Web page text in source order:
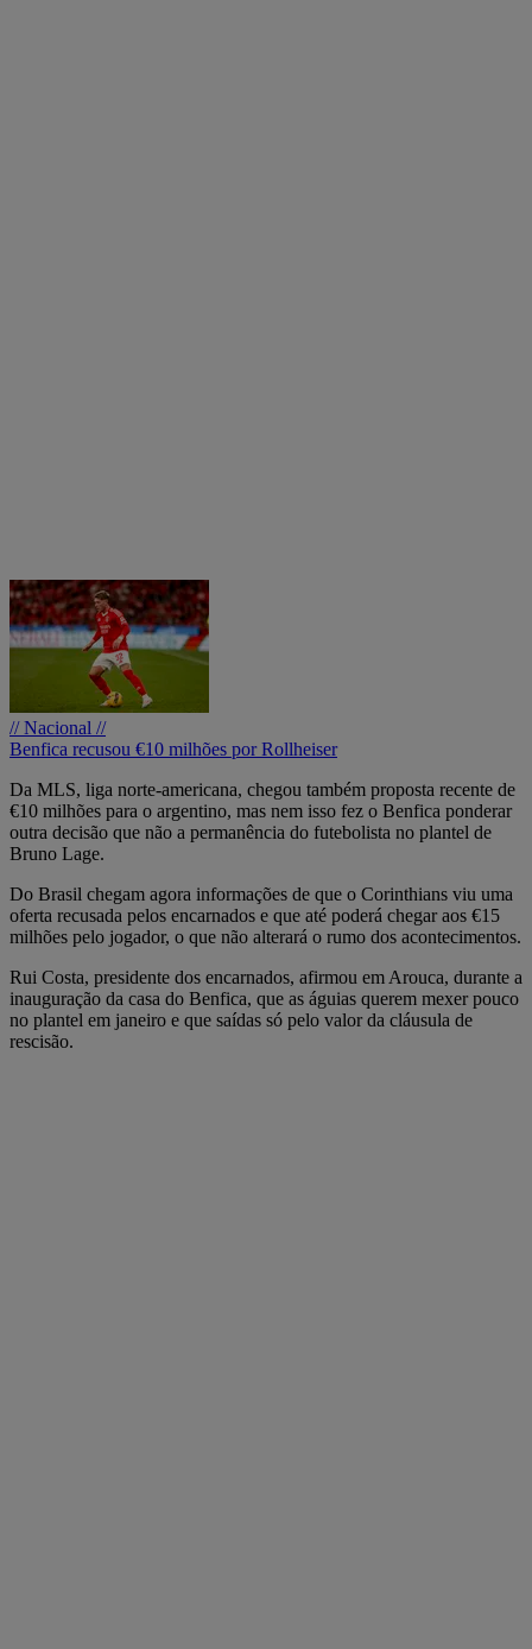
// Nacional //
Benfica recusou €10 milhões por Rollheiser
Da MLS, liga norte-americana, chegou também proposta recente de
€10 milhões para o argentino, mas nem isso fez o Benfica ponderar
outra decisão que não a permanência do futebolista no plantel de
Bruno Lage.
Do Brasil chegam agora informações de que o Corinthians viu uma
oferta recusada pelos encarnados e que até poderá chegar aos €15
milhões pelo jogador, o que não alterará o rumo dos acontecimentos.
Rui Costa, presidente dos encarnados, afirmou em Arouca, durante a
inauguração da casa do Benfica, que as águias querem mexer pouco
no plantel em janeiro e que saídas só pelo valor da cláusula de
rescisão.